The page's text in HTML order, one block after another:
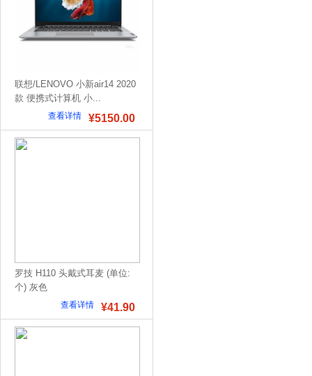
联想/LENOVO 小新air14 2020
款 便携式计算机 小...
¥5150.00
查看详情
罗技 H110 头戴式耳麦 (单位:
个) 灰色
¥41.90
查看详情